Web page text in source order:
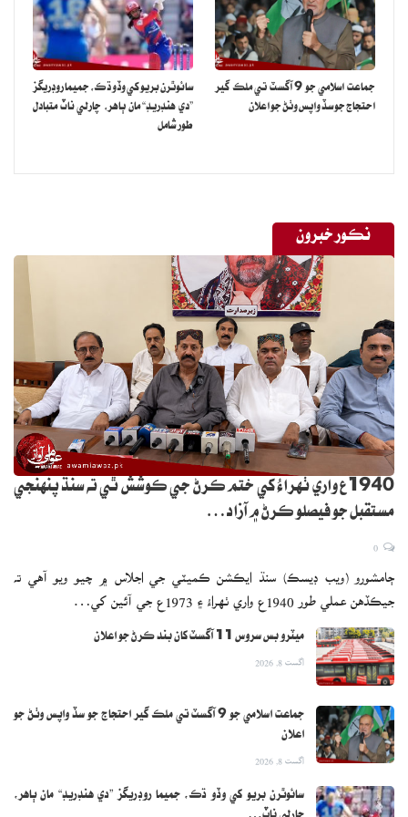
جماعت اسلامي جو 9 آگسٽ تي ملڪ گير
احتجاج جو سڏ واپس وٺڻ جو اعلان
سائوٿرن بريو کي وڏو ڌڪ، جميما روڊريگز
”دي هنڊريڊ“ مان ٻاهر، چارلي ناٽ متبادل
طور شامل
نڪور خبرون
1940ع واري ٺهراءُ کي ختم ڪرڻ جي ڪوشش ٿي ته سنڌ پنهنجي
مستقبل جو فيصلو ڪرڻ ۾ آزاد…
ڄامشورو (ويب ڊيسڪ) سنڌ ايڪشن ڪميٽي جي اجلاس ۾ چيو ويو آهي ته
جيڪڏهن عملي طور 1940ع واري ٺهراءُ ۽ 1973ع جي آئين کي…
ميٽرو بس سروس 11 آگسٽ کان بند ڪرڻ جو اعلان
اگست 8, 2026
جماعت اسلامي جو 9 آگسٽ تي ملڪ گير احتجاج جو سڏ واپس وٺڻ جو
اعلان
اگست 8, 2026
سائوٿرن بريو کي وڏو ڌڪ، جميما روڊريگز ”دي هنڊريڊ“ مان ٻاهر،